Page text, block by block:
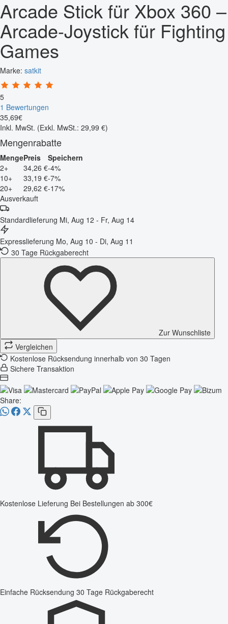
Arcade Stick für Xbox 360 –
Arcade-Joystick für Fighting
Games
Marke: satkit
5
1 Bewertungen
35,69€
Inkl. MwSt. (Exkl. MwSt.: 29,99 €)
Mengenrabatte
MengePreis
Speichern
2+
34,26 €-4%
10+
33,19 €-7%
20+
29,62 €-17%
Ausverkauft
Standardlieferung Mi, Aug 12 - Fr, Aug 14
Expresslieferung Mo, Aug 10 - Di, Aug 11
30 Tage Rückgaberecht
Zur Wunschliste
Vergleichen
Kostenlose Rücksendung innerhalb von 30 Tagen
Sichere Transaktion
Share:
Kostenlose Lieferung Bei Bestellungen ab 300€
Einfache Rücksendung 30 Tage Rückgaberecht